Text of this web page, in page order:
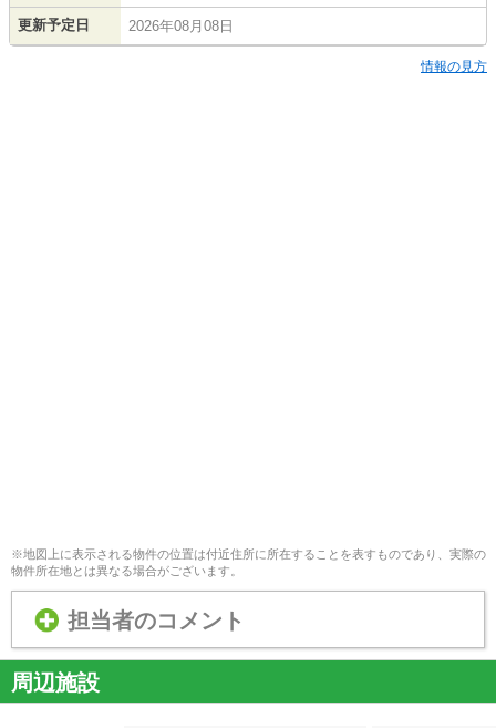
更新予定日 2026年08月08日
情報の見方
※地図上に表示される物件の位置は付近住所に所在することを表すものであり、実際の
物件所在地とは異なる場合がございます。
担当者のコメント
周辺施設